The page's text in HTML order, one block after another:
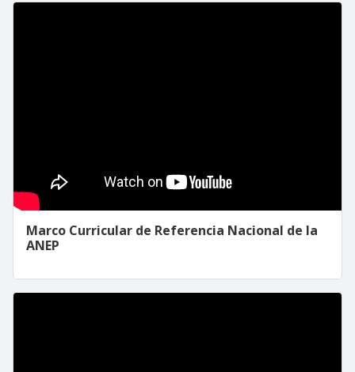
Marco Curricular de Referencia Nacional de la
ANEP